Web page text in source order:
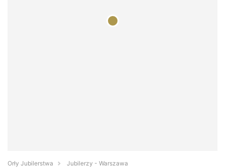
Orły Jubilerstwa
Jubilerzy - Warszawa